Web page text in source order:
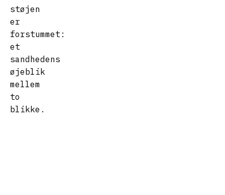
støjen
er
forstummet:
et
sandhedens
øjeblik
mellem
to
blikke.